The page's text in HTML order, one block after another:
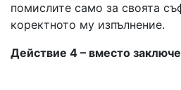
помислите само за своята
коректното му изпълнение.
Действие 4 – вместо